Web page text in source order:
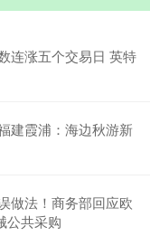
连涨五个交易日 英特
建霞浦：海边秋游新
做法！商务部回应欧
公共采购